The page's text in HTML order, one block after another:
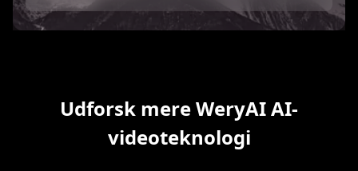
Udforsk mere WeryAI AI-
videoteknologi